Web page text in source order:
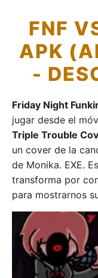
FNF
APK
-
Friday Night
jugar desde el
Triple Trouble
un cover de la
de Monika. EXE.
transforma por
para mostrarnos